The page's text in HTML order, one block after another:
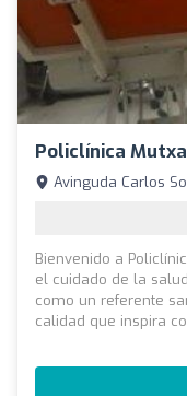
Policlínica
Avinguda Carlos
Bienvenido a
el cuidado de la
como un referente
calidad que inspira